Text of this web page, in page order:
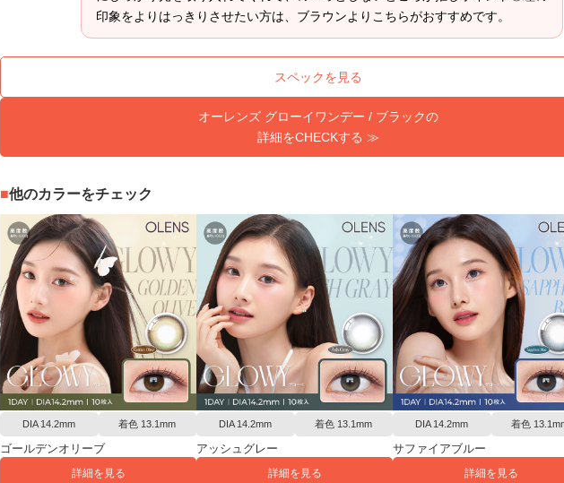
印象をよりはっきりさせたい方は、ブラウンよりこちらがおすすめです。
スペックを見る
オーレンズ グローイワンデー / ブラックの
詳細をCHECKする ≫
他のカラーをチェック
DIA 14.2mm 着色 13.1mm
ゴールデンオリーブ
詳細を見る
DIA 14.2mm 着色 13.1mm
アッシュグレー
詳細を見る
DIA 14.2mm 着色
サファイアブルー
詳細を見る